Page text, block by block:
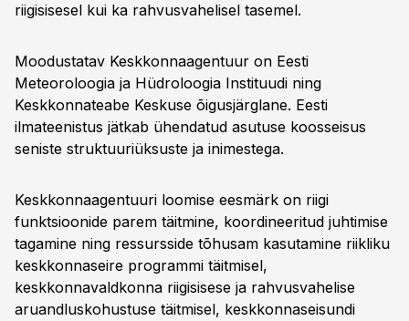
riigisisesel kui ka rahvusvahelisel tasemel.
Moodustatav Keskkonnaagentuur on Eesti
Meteoroloogia ja Hüdroloogia Instituudi ning
Keskkonnateabe Keskuse õigusjärglane. Eesti
ilmateenistus jätkab ühendatud asutuse koosseisus
seniste struktuuriüksuste ja inimestega.
Keskkonnaagentuuri loomise eesmärk on riigi
funktsioonide parem täitmine, koordineeritud juhtimise
tagamine ning ressursside tõhusam kasutamine riikliku
keskkonnaseire programmi täitmisel,
keskkonnavaldkonna riigisisese ja rahvusvahelise
aruandluskohustuse täitmisel, keskkonnaseisundi